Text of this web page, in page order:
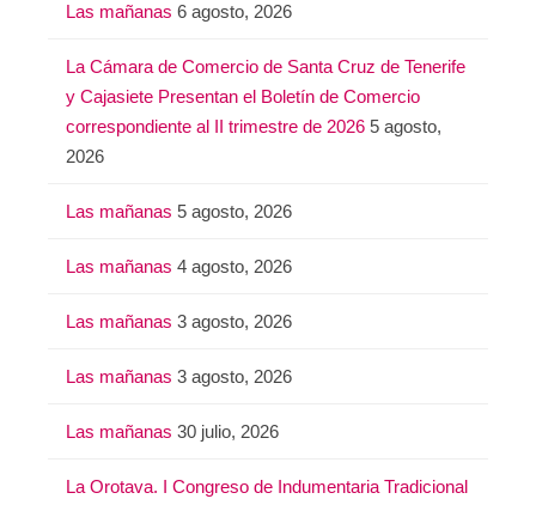
Las mañanas 6 agosto, 2026
La Cámara de Comercio de Santa Cruz de Tenerife
y Cajasiete Presentan el Boletín de Comercio
correspondiente al II trimestre de 2026 5 agosto,
2026
Las mañanas 5 agosto, 2026
Las mañanas 4 agosto, 2026
Las mañanas 3 agosto, 2026
Las mañanas 3 agosto, 2026
Las mañanas 30 julio, 2026
La Orotava. I Congreso de Indumentaria Tradicional